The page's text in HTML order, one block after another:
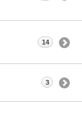
14
3